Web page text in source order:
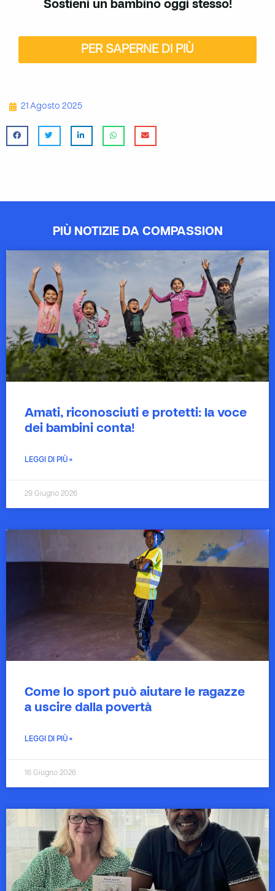
Sostieni un bambino oggi stesso!
PER SAPERNE DI PIÙ
21 Agosto 2025
PIÙ NOTIZIE DA COMPASSION
Amati, riconosciuti e protetti: la voce
dei bambini conta!
LEGGI DI PIÙ »
29 Giugno 2026
Come lo sport può aiutare le ragazze
a uscire dalla povertà
LEGGI DI PIÙ »
16 Giugno 2026